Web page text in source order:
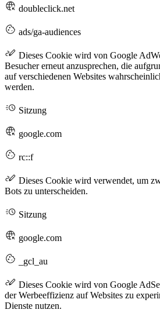
doubleclick.net
ads/ga-audiences
Dieses Cookie wird von Google
Besucher erneut anzusprechen, die
auf verschiedenen Websites
werden.
Sitzung
google.com
rc::f
Dieses Cookie wird verwendet, um
Bots zu unterscheiden.
Sitzung
google.com
_gcl_au
Dieses Cookie wird von Google
der Werbeeffizienz auf Websites zu
Dienste nutzen.